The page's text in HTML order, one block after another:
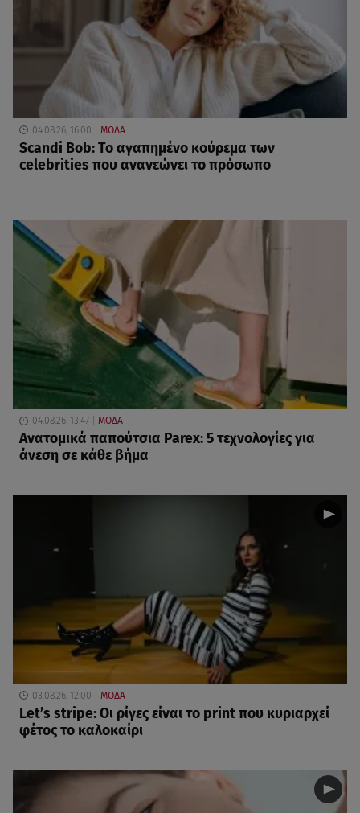
04.08.26, 16:00 ΜΟΔΑ
Scandi Bob: Το αγαπημένο κούρεμα των
celebrities που ανανεώνει το πρόσωπο
04.08.26, 13:47 ΜΟΔΑ
Ανατομικά παπούτσια Parex: 5 τεχνολογίες για
άνεση σε κάθε βήμα
03.08.26, 12:00 ΜΟΔΑ
Let’s stripe: Οι ρίγες είναι το print που κυριαρχεί
φέτος το καλοκαίρι